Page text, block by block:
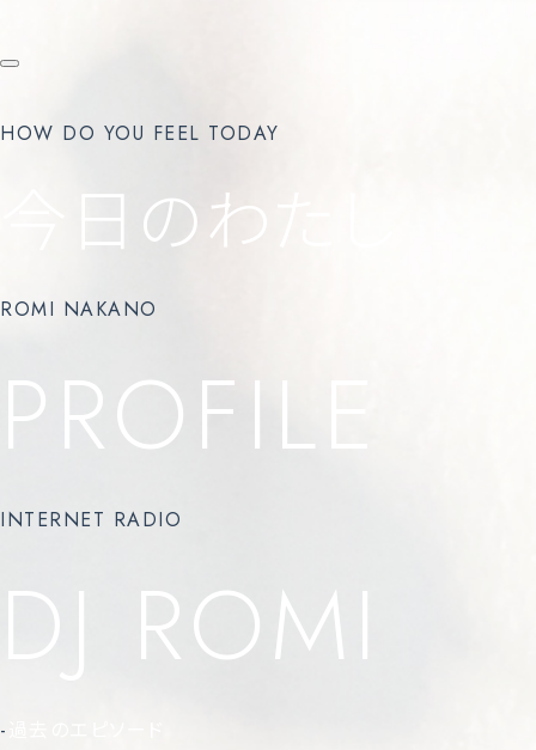
HOW DO YOU FEEL TODAY
今日のわたし
ROMI NAKANO
PROFILE
INTERNET RADIO
DJ ROMI
-